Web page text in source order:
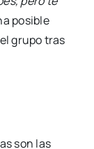
posible
grupo tras
son las